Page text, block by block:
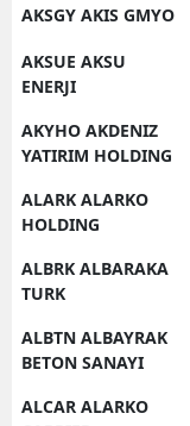
AKSGY AKIS GMYO
AKSUE AKSU
ENERJI
AKYHO AKDENIZ
YATIRIM HOLDING
ALARK ALARKO
HOLDING
ALBRK ALBARAKA
TURK
ALBTN ALBAYRAK
BETON SANAYI
ALCAR ALARKO